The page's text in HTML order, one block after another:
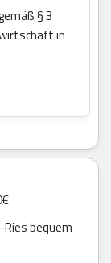
§ 3
in
bequem